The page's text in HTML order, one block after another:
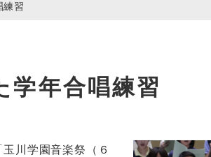
練習
学年合唱練習
川学園音楽祭（６